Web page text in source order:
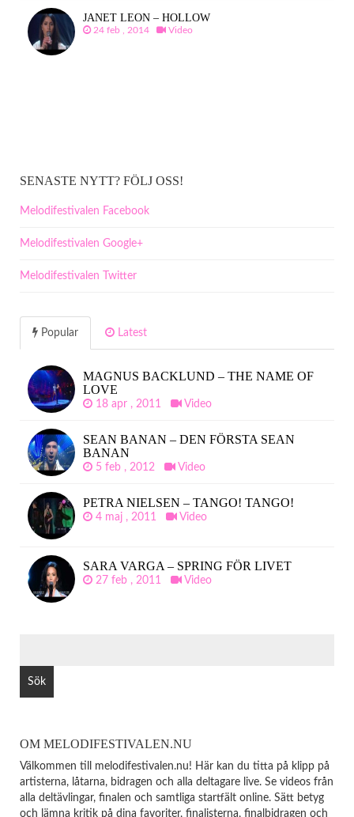
JANET LEON – HOLLOW
24 feb , 2014 Video
SENASTE NYTT? FÖLJ OSS!
Melodifestivalen Facebook
Melodifestivalen Google+
Melodifestivalen Twitter
Popular Latest
MAGNUS BACKLUND – THE NAME OF
LOVE
18 apr , 2011 Video
SEAN BANAN – DEN FÖRSTA SEAN
BANAN
5 feb , 2012 Video
PETRA NIELSEN – TANGO! TANGO!
4 maj , 2011 Video
SARA VARGA – SPRING FÖR LIVET
27 feb , 2011 Video
OM MELODIFESTIVALEN.NU
Välkommen till melodifestivalen.nu! Här kan du titta på klipp på
artisterna, låtarna, bidragen och alla deltagare live. Se videos från
alla deltävlingar, finalen och samtliga startfält online. Sätt betyg
och lämna kritik på dina favoriter, finalisterna, finalbidragen och